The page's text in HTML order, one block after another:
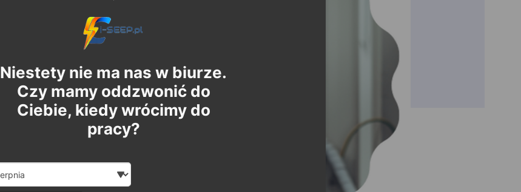
Niestety nie ma nas w biurze.
Czy mamy oddzwonić do
Ciebie, kiedy wrócimy do
pracy?
Date and time slection for scheduled call
Wybierz datę